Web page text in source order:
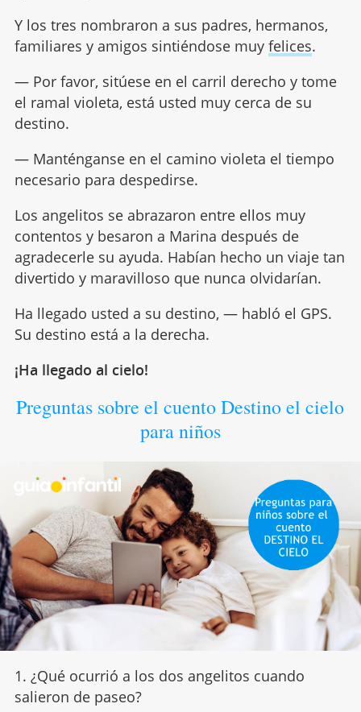
Y los tres nombraron a sus padres, hermanos,
familiares y amigos sintiéndose muy felices.
— Por favor, sitúese en el carril derecho y tome
el ramal violeta, está usted muy cerca de su
destino.
— Manténganse en el camino violeta el tiempo
necesario para despedirse.
Los angelitos se abrazaron entre ellos muy
contentos y besaron a Marina después de
agradecerle su ayuda. Habían hecho un viaje tan
divertido y maravilloso que nunca olvidarían.
Ha llegado usted a su destino, — habló el GPS.
Su destino está a la derecha.
¡Ha llegado al cielo!
Preguntas sobre el cuento Destino el cielo
para niños
1. ¿Qué ocurrió a los dos angelitos cuando
salieron de paseo?